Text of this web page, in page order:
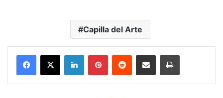
Capilla del Arte
LinkedInPinterestReddit Share via Email Print